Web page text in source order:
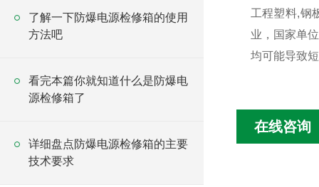
了解一下防爆电源检修箱的使用
方法吧
看完本篇你就知道什么是防爆电
源检修箱了
详细盘点防爆电源检修箱的主要
技术要求
工程塑料,钢
业，国家单
均可能导致
在线咨询